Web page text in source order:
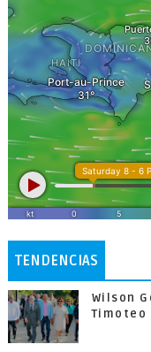
TENDENCIAS
Wilson
Timoteo